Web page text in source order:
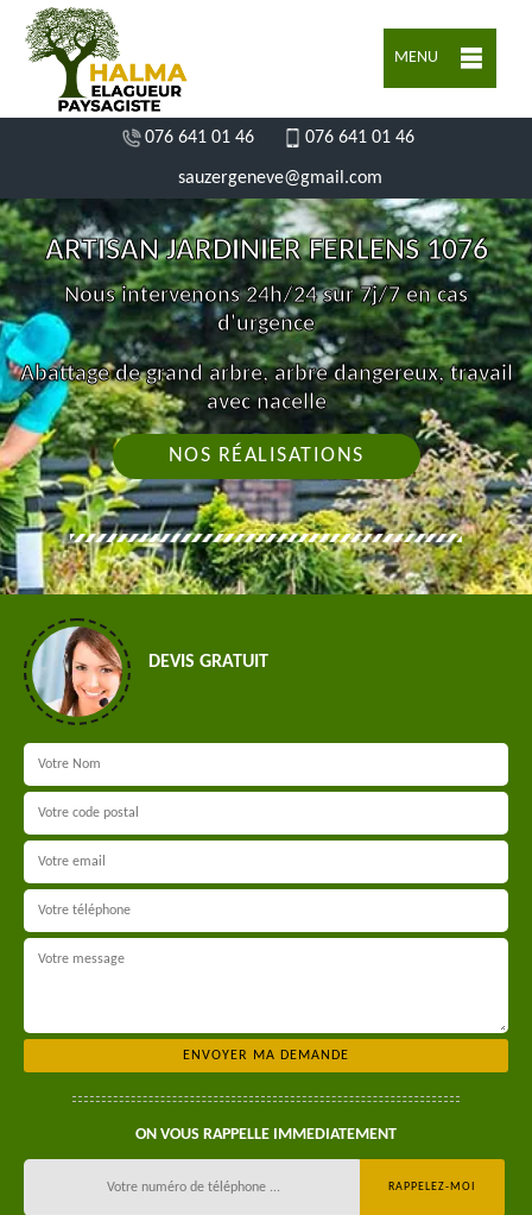
MENU
076 641 01 46 076 641 01 46
sauzergeneve@gmail.com
ARTISAN JARDINIER FERLENS 1076
Nous intervenons 24h/24 sur 7j/7 en cas
d'urgence
Abattage de grand arbre, arbre dangereux, travail
avec nacelle
NOS RÉALISATIONS
DEVIS GRATUIT
ON VOUS RAPPELLE IMMEDIATEMENT